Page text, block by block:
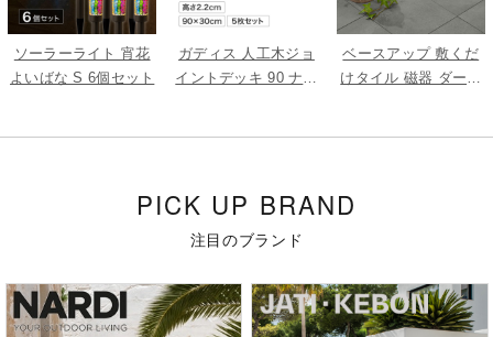
ソーラーライト 宵花
よいばな S 6個セット
ガディス 人工木ジョ
イントデッキ 90 ナチ
ベースアップ 敷くだ
けタイル 磁器 ダーク
PICK UP BRAND
注目のブランド